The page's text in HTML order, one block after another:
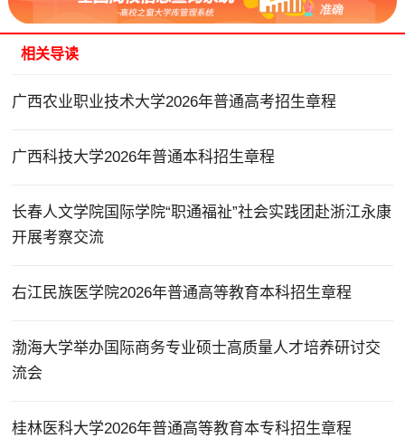
相关导读
广西农业职业技术大学2026年普通高考招生章程
广西科技大学2026年普通本科招生章程
长春人文学院国际学院“职通福祉”社会实践团赴浙江永康
开展考察交流
右江民族医学院2026年普通高等教育本科招生章程
渤海大学举办国际商务专业硕士高质量人才培养研讨交
流会
桂林医科大学2026年普通高等教育本专科招生章程